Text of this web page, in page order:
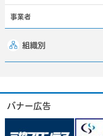
事業者
組織別
バナー広告